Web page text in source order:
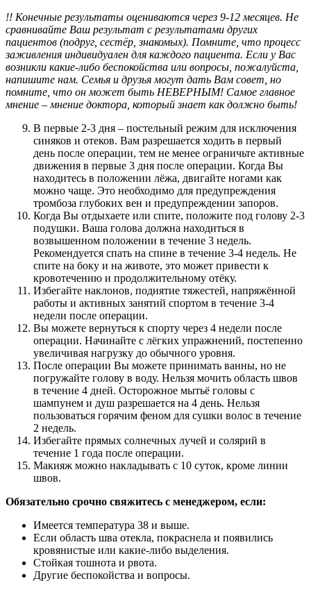
!! Конечные результаты оцениваются через 9-12 месяцев. Не
сравнивайте Ваш результат с результатами других
пациентов (подруг, сестёр, знакомых). Помните, что процесс
заживления индивидуален для каждого пациента. Если у Вас
возникли какие-либо беспокойства или вопросы, пожалуйста,
напишите нам. Семья и друзья могут дать Вам совет, но
помните, что он может быть НЕВЕРНЫМ! Самое главное
мнение – мнение доктора, который знает как должно быть!
В первые 2-3 дня – постельный режим для исключения
синяков и отеков. Вам разрешается ходить в первый
день после операции, тем не менее ограничьте активные
движения в первые 3 дня после операции. Когда Вы
находитесь в положении лёжа, двигайте ногами как
можно чаще. Это необходимо для предупреждения
тромбоза глубоких вен и предупреждении запоров.
Когда Вы отдыхаете или спите, положите под голову 2-3
подушки. Ваша голова должна находиться в
возвышенном положении в течение 3 недель.
Рекомендуется спать на спине в течение 3-4 недель. Не
спите на боку и на животе, это может привести к
кровотечению и продолжительному отёку.
Избегайте наклонов, поднятие тяжестей, напряжённой
работы и активных занятий спортом в течение 3-4
недели после операции.
Вы можете вернуться к спорту через 4 недели после
операции. Начинайте с лёгких упражнений, постепенно
увеличивая нагрузку до обычного уровня.
После операции Вы можете принимать ванны, но не
погружайте голову в воду. Нельзя мочить область швов
в течение 4 дней. Осторожное мытьё головы с
шампунем и душ разрешается на 4 день. Нельзя
пользоваться горячим феном для сушки волос в течение
2 недель.
Избегайте прямых солнечных лучей и солярий в
течение 1 года после операции.
Макияж можно накладывать с 10 суток, кроме линии
швов.
Обязательно срочно свяжитесь с менеджером, если:
Имеется температура 38 и выше.
Если область шва отекла, покраснела и появились
кровянистые или какие-либо выделения.
Стойкая тошнота и рвота.
Другие беспокойства и вопросы.